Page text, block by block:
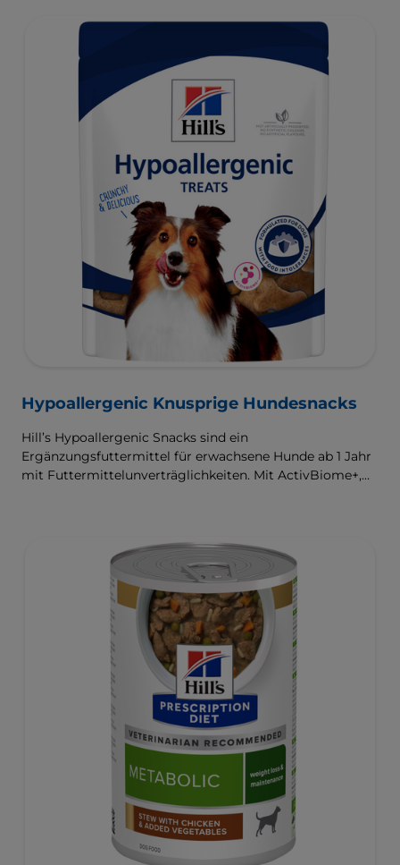
Hypoallergenic Knusprige Hundesnacks
Hill’s Hypoallergenic Snacks sind ein
Ergänzungsfuttermittel für erwachsene Hunde ab 1 Jahr
mit Futtermittelunverträglichkeiten. Mit ActivBiome+,
Hautgesundheit.